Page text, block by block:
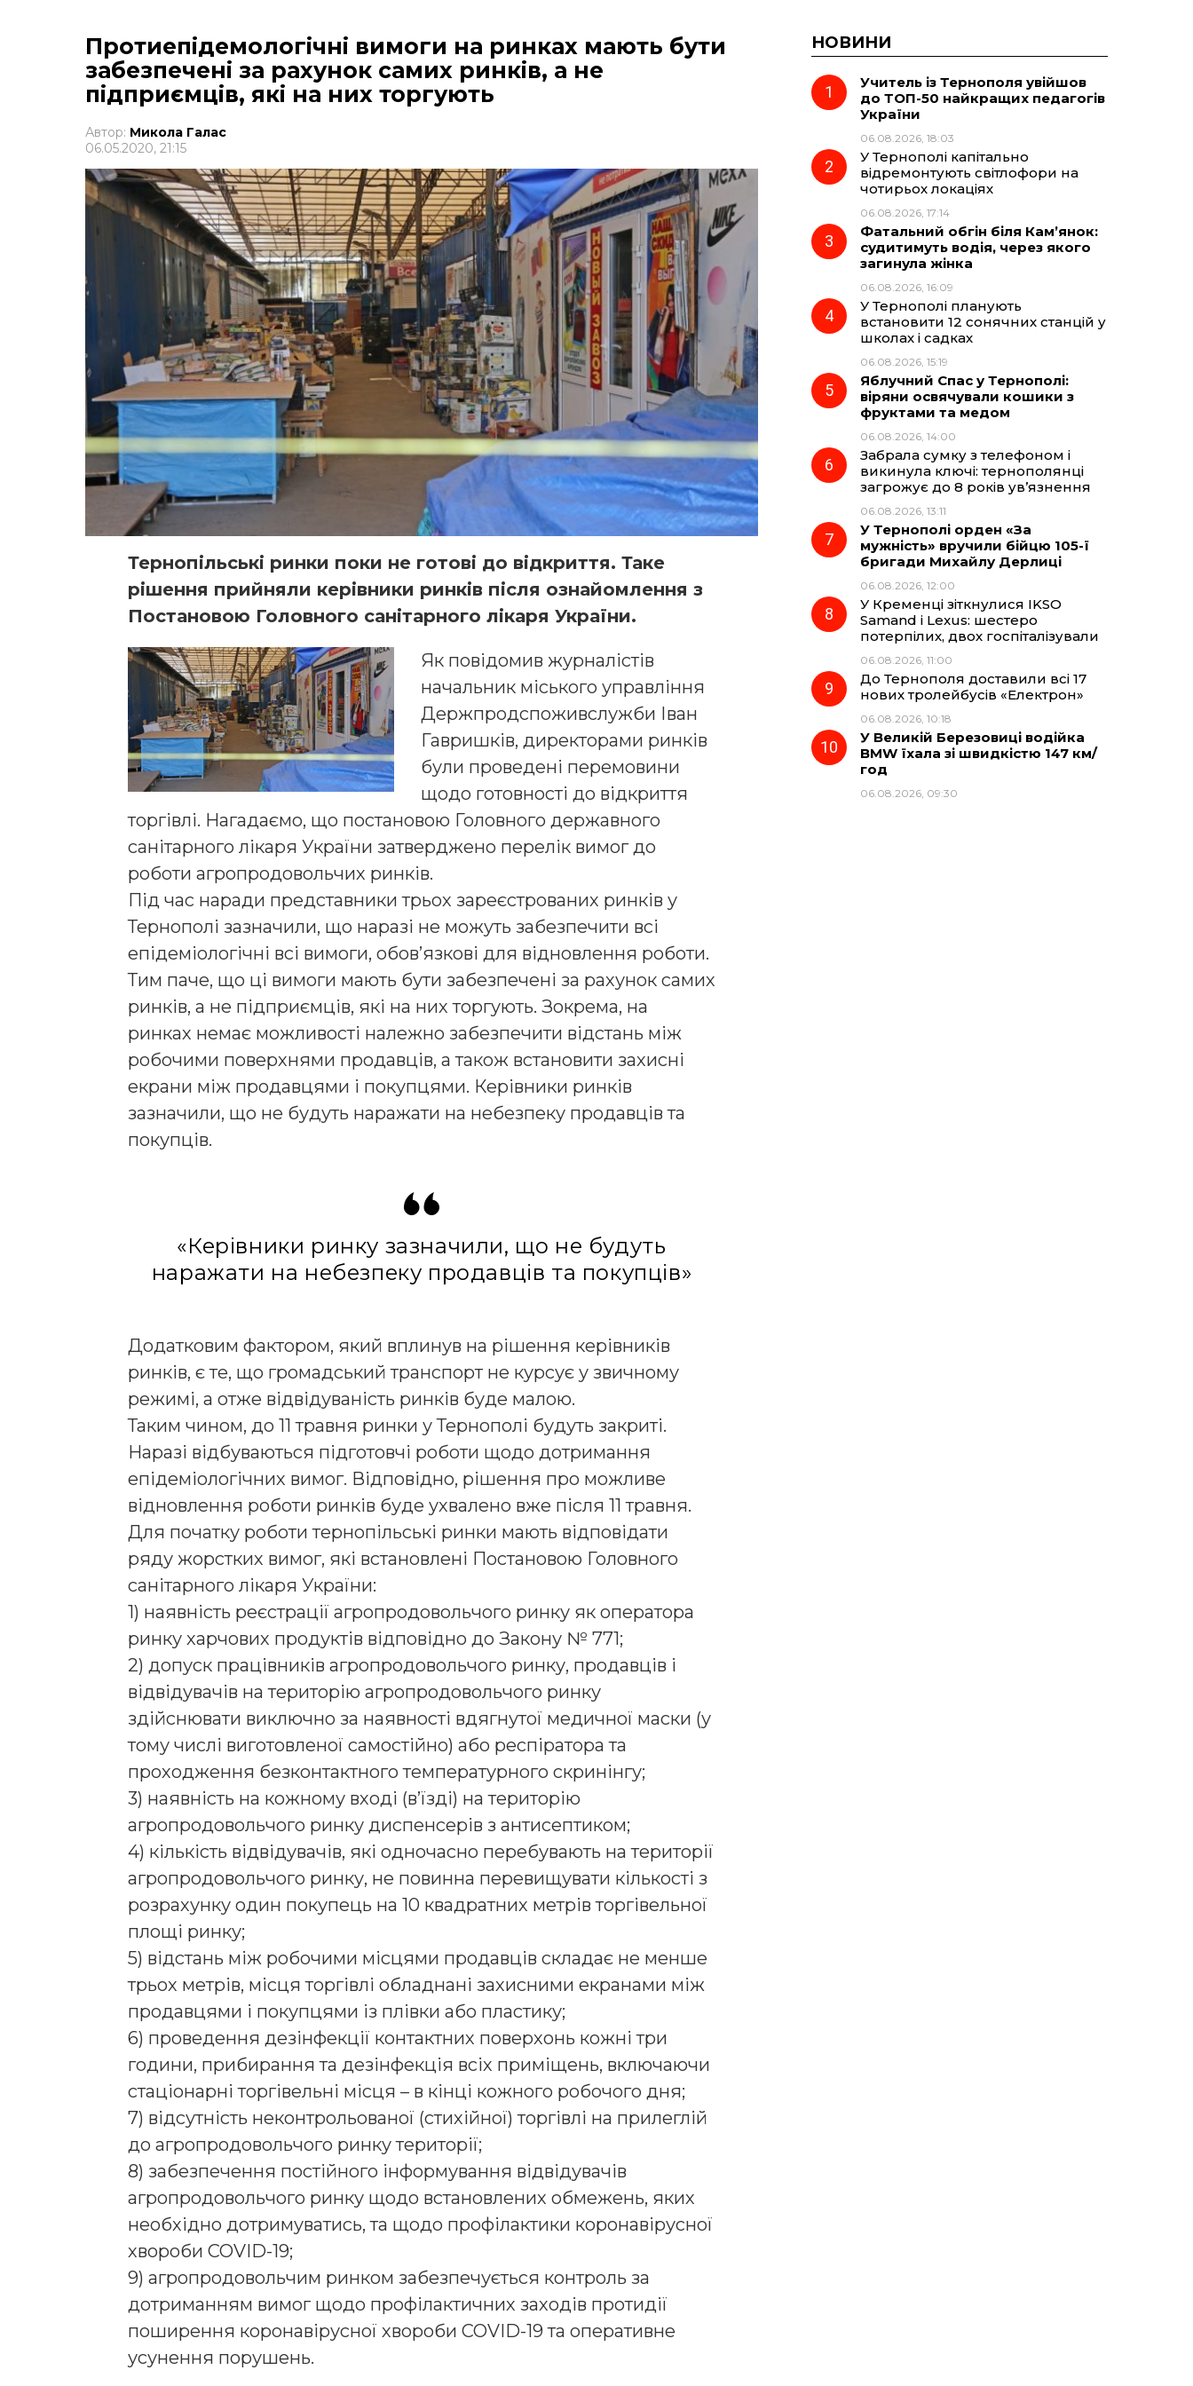
Протиепідемологічні вимоги на ринках мають бути
забезпечені за рахунок самих ринків, а не
підприємців, які на них торгують
Автор: Микола Галас
06.05.2020, 21:15
Тернопільські ринки поки не готові до відкриття. Таке
рішення прийняли керівники ринків після ознайомлення з
Постановою Головного санітарного лікаря України.
Як повідомив журналістів
начальник міського управління
Держпродспоживслужби Іван
Гавришків, директорами ринків
були проведені перемовини
щодо готовності до відкриття
торгівлі. Нагадаємо, що постановою Головного державного
санітарного лікаря України затверджено перелік вимог до
роботи агропродовольчих ринків.
Під час наради представники трьох зареєстрованих ринків у
Тернополі зазначили, що наразі не можуть забезпечити всі
епідеміологічні всі вимоги, обов’язкові для відновлення роботи.
Тим паче, що ці вимоги мають бути забезпечені за рахунок самих
ринків, а не підприємців, які на них торгують. Зокрема, на
ринках немає можливості належно забезпечити відстань між
робочими поверхнями продавців, а також встановити захисні
екрани між продавцями і покупцями. Керівники ринків
зазначили, що не будуть наражати на небезпеку продавців та
покупців.
«Керівники ринку зазначили, що не будуть
наражати на небезпеку продавців та покупців»
Додатковим фактором, який вплинув на рішення керівників
ринків, є те, що громадський транспорт не курсує у звичному
режимі, а отже відвідуваність ринків буде малою.
Таким чином, до 11 травня ринки у Тернополі будуть закриті.
Наразі відбуваються підготовчі роботи щодо дотримання
епідеміологічних вимог. Відповідно, рішення про можливе
відновлення роботи ринків буде ухвалено вже після 11 травня.
Для початку роботи тернопільські ринки мають відповідати
ряду жорстких вимог, які встановлені Постановою Головного
санітарного лікаря України:
1) наявність реєстрації агропродовольчого ринку як оператора
ринку харчових продуктів відповідно до Закону № 771;
2) допуск працівників агропродовольчого ринку, продавців і
відвідувачів на територію агропродовольчого ринку
здійснювати виключно за наявності вдягнутої медичної маски (у
тому числі виготовленої самостійно) або респіратора та
проходження безконтактного температурного скринінгу;
3) наявність на кожному вході (в’їзді) на територію
агропродовольчого ринку диспенсерів з антисептиком;
4) кількість відвідувачів, які одночасно перебувають на території
агропродовольчого ринку, не повинна перевищувати кількості з
розрахунку один покупець на 10 квадратних метрів торгівельної
площі ринку;
5) відстань між робочими місцями продавців складає не менше
трьох метрів, місця торгівлі обладнані захисними екранами між
продавцями і покупцями із плівки або пластику;
6) проведення дезінфекції контактних поверхонь кожні три
години, прибирання та дезінфекція всіх приміщень, включаючи
стаціонарні торгівельні місця – в кінці кожного робочого дня;
7) відсутність неконтрольованої (стихійної) торгівлі на прилеглій
до агропродовольчого ринку території;
8) забезпечення постійного інформування відвідувачів
агропродовольчого ринку щодо встановлених обмежень, яких
необхідно дотримуватись, та щодо профілактики коронавірусної
хвороби COVID-19;
9) агропродовольчим ринком забезпечується контроль за
дотриманням вимог щодо профілактичних заходів протидії
поширення коронавірусної хвороби COVID-19 та оперативне
усунення порушень.
НОВИНИ
Учитель із Тернополя увійшов
до ТОП-50 найкращих педагогів
України
06.08.2026, 18:03
У Тернополі капітально
відремонтують світлофори на
чотирьох локаціях
06.08.2026, 17:14
Фатальний обгін біля Кам’янок:
судитимуть водія, через якого
загинула жінка
06.08.2026, 16:09
У Тернополі планують
встановити 12 сонячних станцій у
школах і садках
06.08.2026, 15:19
Яблучний Спас у Тернополі:
віряни освячували кошики з
фруктами та медом
06.08.2026, 14:00
Забрала сумку з телефоном і
викинула ключі: тернополянці
загрожує до 8 років ув’язнення
06.08.2026, 13:11
У Тернополі орден «За
мужність» вручили бійцю 105-ї
бригади Михайлу Дерлиці
06.08.2026, 12:00
У Кременці зіткнулися IKSO
Samand і Lexus: шестеро
потерпілих, двох госпіталізували
06.08.2026, 11:00
До Тернополя доставили всі 17
нових тролейбусів «Електрон»
06.08.2026, 10:18
У Великій Березовиці водійка
BMW їхала зі швидкістю 147 км/
год
06.08.2026, 09:30